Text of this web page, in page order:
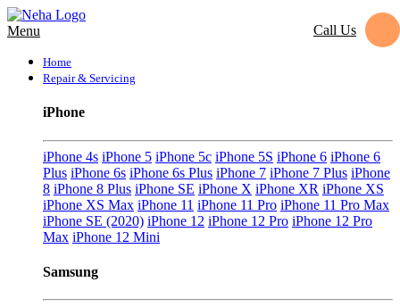
Menu Call Us
Home
Repair & Servicing
iPhone
iPhone 4s iPhone 5 iPhone 5c iPhone 5S iPhone 6 iPhone 6
Plus iPhone 6s iPhone 6s Plus iPhone 7 iPhone 7 Plus iPhone
8 iPhone 8 Plus iPhone SE iPhone X iPhone XR iPhone XS
iPhone XS Max iPhone 11 iPhone 11 Pro iPhone 11 Pro Max
iPhone SE (2020) iPhone 12 iPhone 12 Pro iPhone 12 Pro
Max iPhone 12 Mini
Samsung